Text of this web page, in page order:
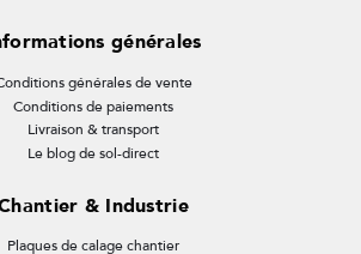
générales
générales de vente
Conditions de paiements
Livraison & transport
Le blog de sol-direct
& Industrie
Plaques de calage chantier